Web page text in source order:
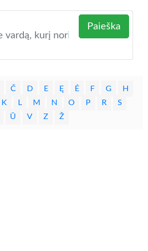
Paieška
Č D E Ę Ė F G
H
K L M N O P R
S
Ū V Z Ž